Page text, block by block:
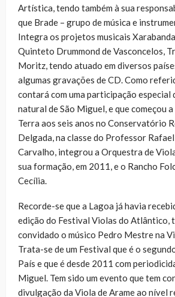
Artística, tendo também à sua
que Brade – grupo de música e
Integra os projetos musicais
Quinteto Drummond de Vasconcelos,
Moritz, tendo atuado em diversos
algumas gravações de CD. Como
contará com uma participação especial
natural de São Miguel, e que começou
Terra aos seis anos no Conservatório
Delgada, na classe do Professor Rafael
Carvalho, integrou a Orquestra de
sua formação, em 2011, e o Rancho
Cecília.
Recorde-se que a Lagoa já havia
edição do Festival Violas do Atlântico,
convidado o músico Pedro Mestre na
Trata-se de um Festival que é o
País e que é desde 2011 com
Miguel. Tem sido um evento que tem
divulgação da Viola de Arame ao nível